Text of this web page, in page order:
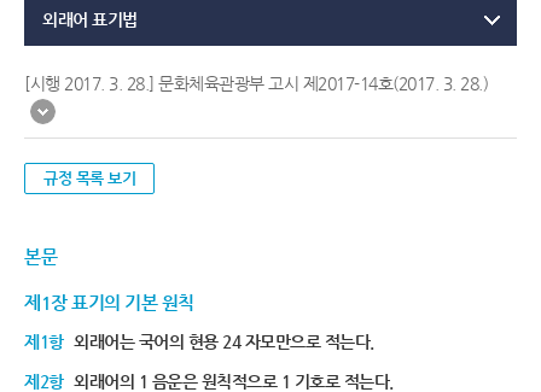
외래어 표기법
[시행 2017. 3. 28.] 문화체육관광부 고시 제2017-14호(2017. 3. 28.)
규정 목록 보기
본문
제1장 표기의 기본 원칙
제1항 외래어는 국어의 현용 24 자모만으로 적는다.
제2항 외래어의 1 음운은 원칙적으로 1 기호로 적는다.